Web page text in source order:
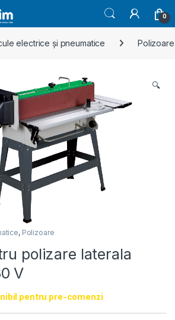
0
electrice și pneumatice Polizoare
🔍
, Polizoare
polizare laterala
V
pentru pre-comenzi